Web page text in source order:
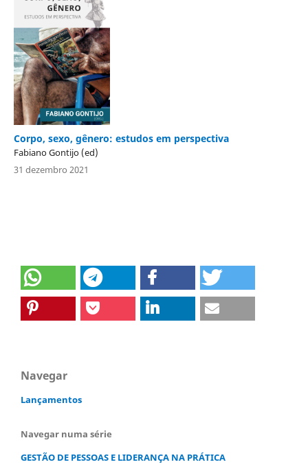
Corpo, sexo, gênero: estudos em perspectiva
Fabiano Gontijo (ed)
31 dezembro 2021
Navegar
Lançamentos
Navegar numa série
GESTÃO DE PESSOAS E LIDERANÇA NA PRÁTICA